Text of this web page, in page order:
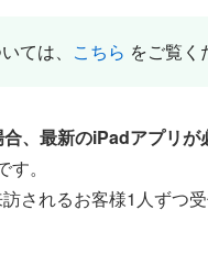
ては、 こちら をご覧く
、最新のiPadアプリが
。
されるお客様1人ずつ